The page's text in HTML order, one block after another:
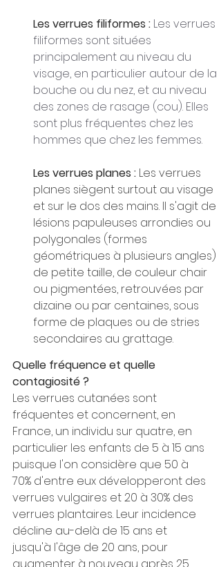
Les verrues filiformes : Les verrues
filiformes sont situées
principalement au niveau du
visage, en particulier autour de la
bouche ou du nez, et au niveau
des zones de rasage (cou). Elles
sont plus fréquentes chez les
hommes que chez les femmes.
Les verrues planes : Les verrues
planes siègent surtout au visage
et sur le dos des mains. Il s'agit de
lésions papuleuses arrondies ou
polygonales (formes
géométriques à plusieurs angles)
de petite taille, de couleur chair
ou pigmentées, retrouvées par
dizaine ou par centaines, sous
forme de plaques ou de stries
secondaires au grattage.
Quelle fréquence et quelle
contagiosité ?
Les verrues cutanées sont
fréquentes et concernent, en
France, un individu sur quatre, en
particulier les enfants de 5 à 15 ans
puisque l'on considère que 50 à
70% d'entre eux développeront des
verrues vulgaires et 20 à 30% des
verrues plantaires. Leur incidence
décline au-delà de 15 ans et
jusqu'à l'âge de 20 ans, pour